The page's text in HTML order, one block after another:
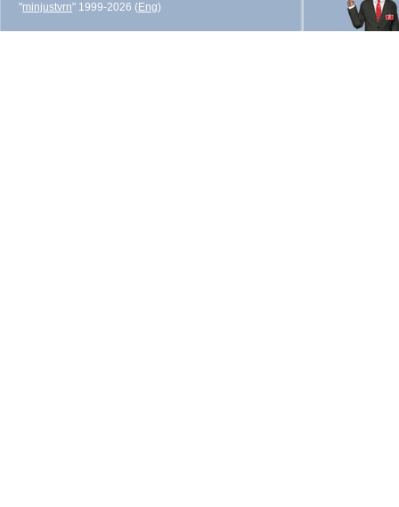
"minjustvrn" 1999-2026 (Eng)